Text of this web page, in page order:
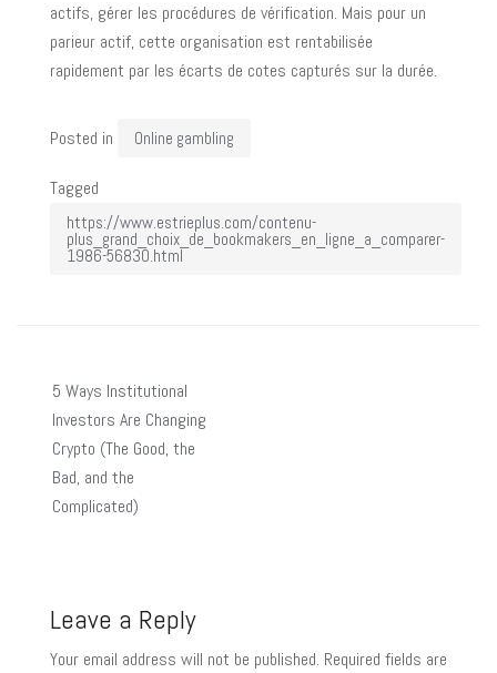
actifs, gérer les procédures de vérification. Mais pour un
parieur actif, cette organisation est rentabilisée
rapidement par les écarts de cotes capturés sur la durée.
Posted in Online gambling
Tagged
https://www.estrieplus.com/contenu-
plus_grand_choix_de_bookmakers_en_ligne_a_comparer-
1986-56830.html
5 Ways Institutional
Investors Are Changing
Crypto (The Good, the
Bad, and the
Complicated)
Leave a Reply
Your email address will not be published. Required fields are